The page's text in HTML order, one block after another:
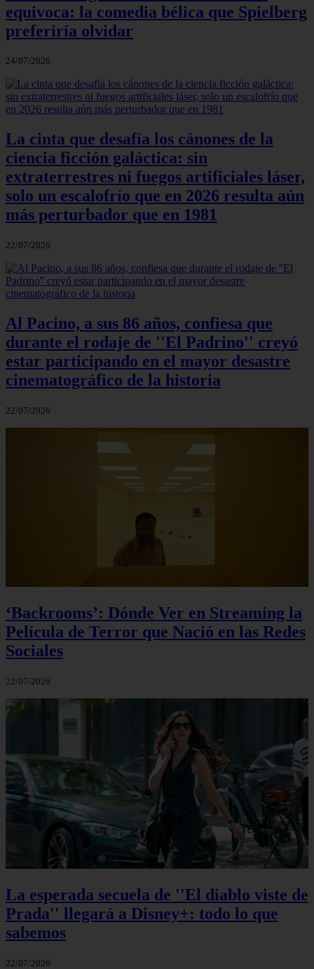
equivoca: la comedia bélica que Spielberg
preferiría olvidar
24/07/2026
La cinta que desafía los cánones de la
ciencia ficción galáctica: sin
extraterrestres ni fuegos artificiales láser,
solo un escalofrío que en 2026 resulta aún
más perturbador que en 1981
22/07/2026
Al Pacino, a sus 86 años, confiesa que
durante el rodaje de ''El Padrino'' creyó
estar participando en el mayor desastre
cinematográfico de la historia
22/07/2026
‘Backrooms’: Dónde Ver en Streaming la
Película de Terror que Nació en las Redes
Sociales
22/07/2026
La esperada secuela de ''El diablo viste de
Prada'' llegará a Disney+: todo lo que
sabemos
22/07/2026